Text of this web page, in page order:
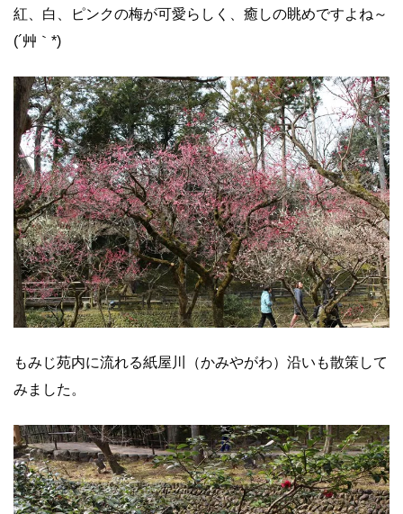
紅、白、ピンクの梅が可愛らしく、癒しの眺めですよね～
(´艸｀*)
もみじ苑内に流れる紙屋川（かみやがわ）沿いも散策して
みました。